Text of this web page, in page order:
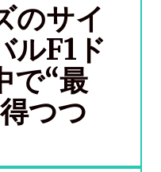
のサイ
ルF1ド
で“最
つつ